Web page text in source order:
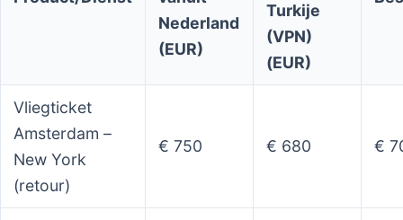
Nederland
(EUR)
Turkije
(VPN)
(EUR)
Vliegticket
Amsterdam –
New York
(retour)
€ 750 € 680 €